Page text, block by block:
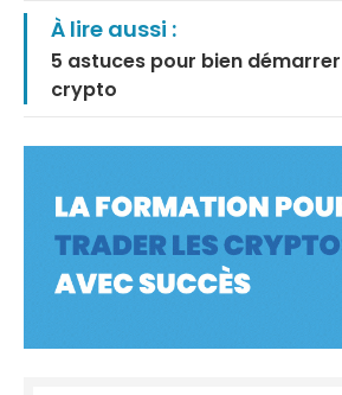
À lire aussi :
5 astuces pour bien
crypto